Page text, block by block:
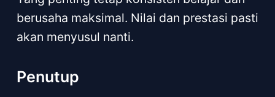
berusaha maksimal. Nilai dan prestasi pasti
akan menyusul nanti.
Penutup